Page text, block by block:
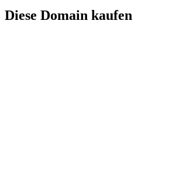
Diese Domain kaufen